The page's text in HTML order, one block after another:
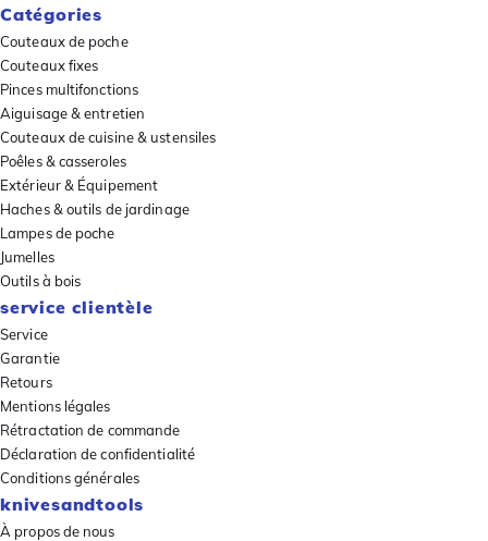
Catégories
Couteaux de poche
Couteaux fixes
Pinces multifonctions
Aiguisage & entretien
Couteaux de cuisine & ustensiles
Poêles & casseroles
Extérieur & Équipement
Haches & outils de jardinage
Lampes de poche
Jumelles
Outils à bois
service clientèle
Service
Garantie
Retours
Mentions légales
Rétractation de commande
Déclaration de confidentialité
Conditions générales
knivesandtools
À propos de nous